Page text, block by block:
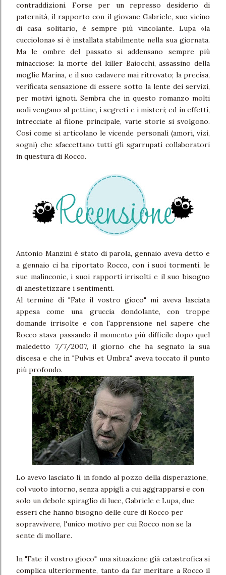
contraddizioni. Forse per un represso desiderio di
paternità, il rapporto con il giovane Gabriele, suo vicino
di casa solitario, è sempre più vincolante. Lupa «la
cucciolona» si è installata stabilmente nella sua giornata.
Ma le ombre del passato si addensano sempre più
minacciose: la morte del killer Baiocchi, assassino della
moglie Marina, e il suo cadavere mai ritrovato; la precisa,
verificata sensazione di essere sotto la lente dei servizi,
per motivi ignoti. Sembra che in questo romanzo molti
nodi vengano al pettine, i segreti e i misteri; ed in effetti,
intrecciate al filone principale, varie storie si svolgono.
Così come si articolano le vicende personali (amori, vizi,
sogni) che sfaccettano tutti gli sgarrupati collaboratori
in questura di Rocco.
Antonio Manzini è stato di parola, gennaio aveva detto e
a gennaio ci ha riportato Rocco, con i suoi tormenti, le
sue malinconie, i suoi rapporti irrisolti e il suo bisogno
di anestetizzare i sentimenti.
Al termine di "Fate il vostro gioco" mi aveva lasciata
appesa come una gruccia dondolante, con troppe
domande irrisolte e con l'apprensione nel sapere che
Rocco stava passando il momento più difficile dopo quel
maledetto 7/7/2007, il giorno che ha segnato la sua
discesa e che in "Pulvis et Umbra" aveva toccato il punto
più profondo.
Lo avevo lasciato lì, in fondo al pozzo della disperazione,
col vuoto intorno, senza appigli a cui aggrapparsi e con
solo un debole spiraglio di luce, Gabriele e Lupa, due
esseri che hanno bisogno delle cure di Rocco per
sopravvivere, l'unico motivo per cui Rocco non se la
sente di mollare.
In "Fate il vostro gioco" una situazione già catastrofica si
complica ulteriormente, tanto da far meritare a Rocco il